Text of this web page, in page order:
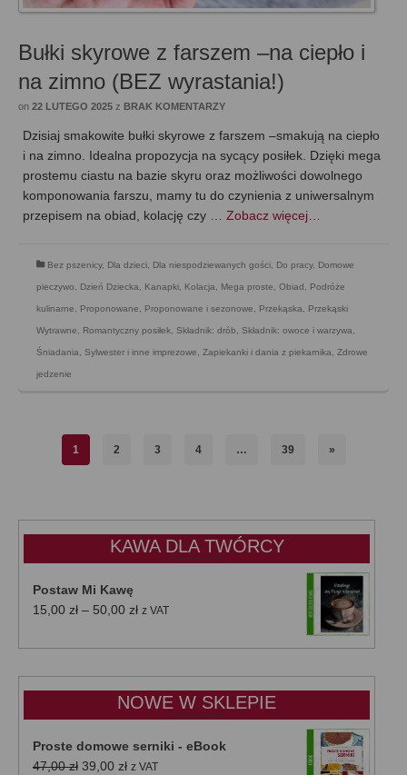
Bułki skyrowe z farszem –na ciepło i
na zimno (BEZ wyrastania!)
on 22 LUTEGO 2025 z BRAK KOMENTARZY
Dzisiaj smakowite bułki skyrowe z farszem –smakują na ciepło
i na zimno. Idealna propozycja na sycący posiłek. Dzięki mega
prostemu ciastu na bazie skyru oraz możliwości dowolnego
komponowania farszu, mamy tu do czynienia z uniwersalnym
przepisem na obiad, kolację czy … Zobacz więcej…
Bez pszenicy, Dla dzieci Dla niespodziewanych gości Do pracy, Domowe
pieczywo Dzień Dziecka Kanapki Kolacja Mega proste Obiad Podróże
kulinarne Proponowane Proponowane i sezonowe Przekąska Przekąski
Wytrawne Romantyczny posiłek Składnik: drób Składnik: owoce i warzywa
Śniadania Sylwester i inne imprezowe Zapiekanki i dania z piekarnika Zdrowe
jedzenie
1 2 3 4 … 39 »
KAWA DLA TWÓRCY
Postaw Mi Kawę
15,00 zł – 50,00 złZakres
od
do
50,00 zł
z VAT
NOWE W SKLEPIE
Proste domowe serniki - eBook
47,00zł Pierwotna
39,00 złAktualna
z VAT